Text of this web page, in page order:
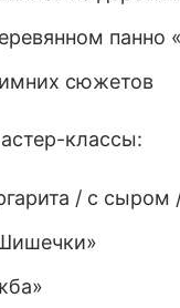
панно
сюжетов
классы:
/ с сыром